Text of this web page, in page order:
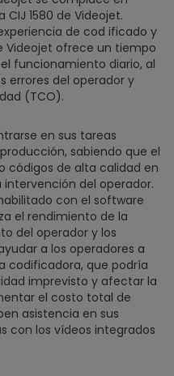
1580 de Videojet.
de cod ificado y
Videojet ofrece un tiempo
funcionamiento diario, al
errores del operador y
(TCO).
en sus tareas
sabiendo que el
códigos de alta calidad en
del operador.
con el software
el rendimiento de la
del operador y los
a los operadores a
codificadora, que podría
imprevisto y afectar la
el costo total de
asistencia en sus
con los vídeos integrados